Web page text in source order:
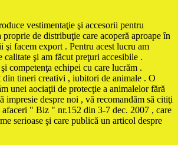
vestimentaţie şi accesorii pentru
proprie de distribuţie care acoperă aproape în
şi facem export . Pentru acest lucru am
şi am făcut preţuri accesibile .
competenţa echipei cu care lucrăm .
din tineri creativi , iubitori de animale . O
unei aociaţii de protecţie a animalelor fără
impresie despre noi , vă recomandăm să citiţi
afaceri " Biz " nr.152 din 3-7 dec. 2007 , care
serioase şi care publică un articol despre